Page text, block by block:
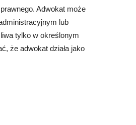
Adwokat może
lub
tylko w określonym
że adwokat działa jako